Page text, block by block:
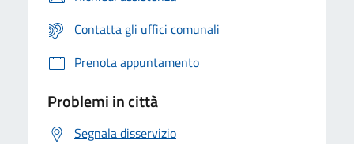
Contatta gli uffici comunali
Prenota appuntamento
Problemi in città
Segnala disservizio